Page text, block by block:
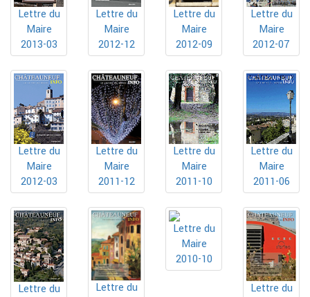
Lettre du
Maire
2013-03
Lettre du
Maire
2012-12
Lettre du
Maire
2012-09
Lettre du
Maire
2012-07
Lettre du
Maire
2012-03
Lettre du
Maire
2011-12
Lettre du
Maire
2011-10
Lettre du
Maire
2011-06
Lettre du
Lettre du
Lettre du
Maire
2010-10
Lettre du